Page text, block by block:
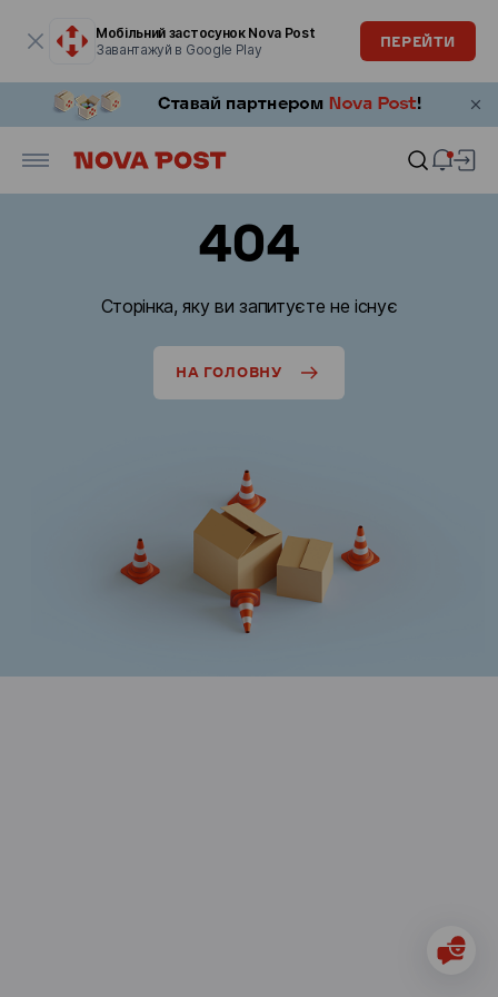
Мобільний застосунок Nova Post
Завантажуй в Google Play
ПЕРЕЙТИ
404
Сторінка, яку ви запитуєте не існує
НА ГОЛОВНУ